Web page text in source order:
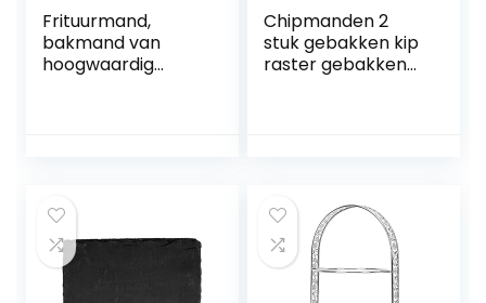
Frituurmand,
bakmand van
hoogwaardig
gemakkelijk
schoon te maken
voor tapas voor
etentjes
Chipmanden 2
stuk gebakken kip
raster gebakken